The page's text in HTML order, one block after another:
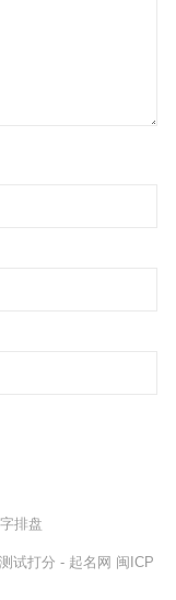
排盘
试打分 - 起名网 闽ICP